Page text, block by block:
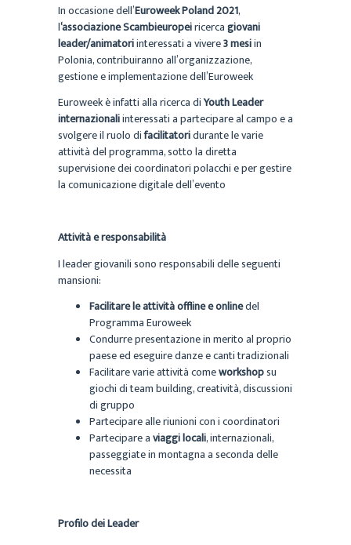
In occasione dell’Euroweek Poland 2021,
l‘associazione Scambieuropeiricercagiovani
leader/animatoriinteressati a vivere3 mesiin
Polonia, contribuiranno all’organizzazione,
gestione e implementazione dell’Euroweek
Euroweek è infatti alla ricerca diYouth Leader
internazionaliinteressati a partecipare al campo e a
svolgere il ruolo difacilitatoridurante le varie
attività del programma, sotto la diretta
supervisione dei coordinatori polacchi e per gestire
la comunicazione digitale dell’evento
Attività e responsabilità
I leader giovanili sono responsabili delle seguenti
mansioni:
Facilitare le attività offline e onlinedel
Programma Euroweek
Condurre presentazione in merito al proprio
paese ed eseguire danze e canti tradizionali
Facilitare varie attività comeworkshopsu
giochi di team building, creatività, discussioni
di gruppo
Partecipare alle riunioni con i coordinatori
Partecipare aviaggi locali, internazionali,
passeggiate in montagna a seconda delle
necessita
Profilo dei Leader